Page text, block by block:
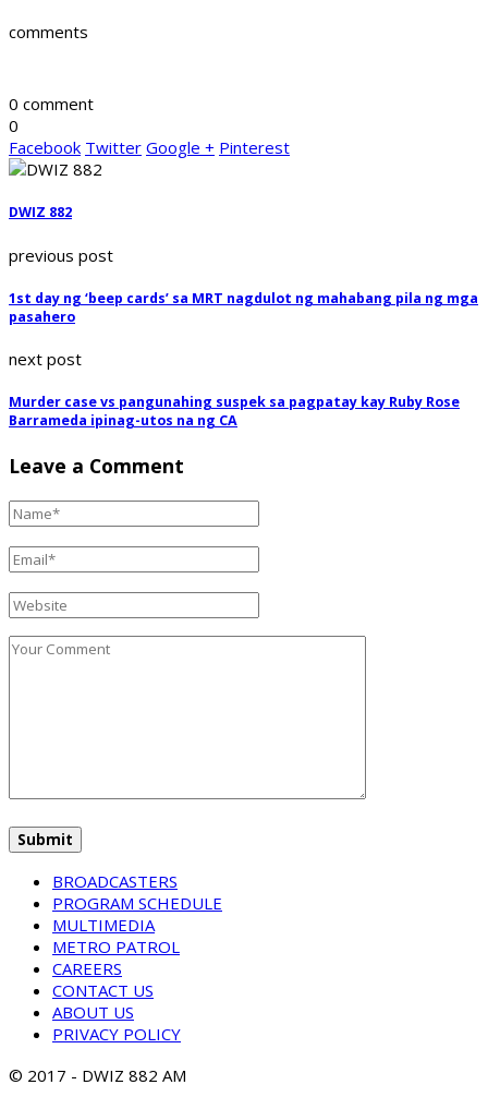
comments
0 comment
0
Facebook Twitter Google + Pinterest
DWIZ 882
previous post
1st day ng ‘beep cards’ sa MRT nagdulot ng mahabang pila ng mga
pasahero
next post
Murder case vs pangunahing suspek sa pagpatay kay Ruby Rose
Barrameda ipinag-utos na ng CA
Leave a Comment
BROADCASTERS
PROGRAM SCHEDULE
MULTIMEDIA
METRO PATROL
CAREERS
CONTACT US
ABOUT US
PRIVACY POLICY
© 2017 - DWIZ 882 AM